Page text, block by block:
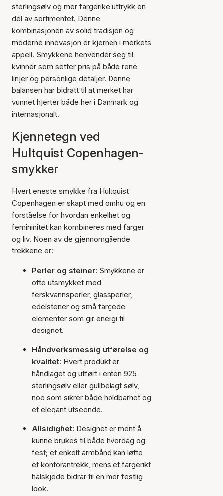
sterlingsølv og mer fargerike uttrykk en
del av sortimentet. Denne
kombinasjonen av solid tradisjon og
moderne innovasjon er kjernen i merkets
appell. Smykkene henvender seg til
kvinner som setter pris på både rene
linjer og personlige detaljer. Denne
balansen har bidratt til at merket har
vunnet hjerter både her i Danmark og
internasjonalt.
Kjennetegn ved
Hultquist Copenhagen-
smykker
Hvert eneste smykke fra Hultquist
Copenhagen er skapt med omhu og en
forståelse for hvordan enkelhet og
femininitet kan kombineres med farger
og liv. Noen av de gjennomgående
trekkene er:
Perler og steiner: Smykkene er
ofte utsmykket med
ferskvannsperler, glassperler,
edelstener og små fargede
elementer som gir energi til
designet.
Håndverksmessig utførelse og
kvalitet: Hvert produkt er
håndlaget og utført i enten 925
sterlingsølv eller gullbelagt sølv,
noe som sikrer både holdbarhet og
et elegant utseende.
Allsidighet: Designet er ment å
kunne brukes til både hverdag og
fest; et enkelt armbånd kan løfte
et kontorantrekk, mens et fargerikt
halskjede bidrar til en mer festlig
look.